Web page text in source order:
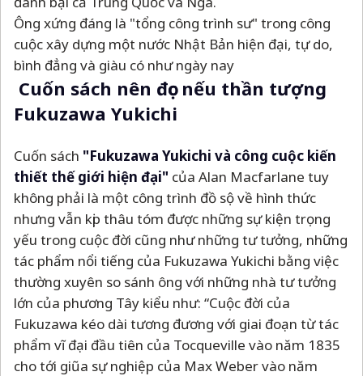
Ông xứng đáng là "tổng công trình sư" trong công
cuộc xây dựng một nước Nhật Bản hiện đại, tự do,
bình đẳng và giàu có như ngày nay
Cuốn sách nên đọc nếu thần tượng
Fukuzawa Yukichi
Cuốn sách "Fukuzawa Yukichi và công cuộc kiến
thiết thế giới hiện đại" của Alan Macfarlane tuy
không phải là một công trình đồ sộ về hình thức
nhưng vẫn kịp thâu tóm được những sự kiện trọng
yếu trong cuộc đời cũng như những tư tưởng, những
tác phẩm nổi tiếng của Fukuzawa Yukichi bằng việc
thường xuyên so sánh ông với những nhà tư tưởng
lớn của phương Tây kiểu như: “Cuộc đời của
Fukuzawa kéo dài tương đương với giai đoạn từ tác
phẩm vĩ đại đầu tiên của Tocqueville vào năm 1835
cho tới giũa sự nghiệp của Max Weber vào năm